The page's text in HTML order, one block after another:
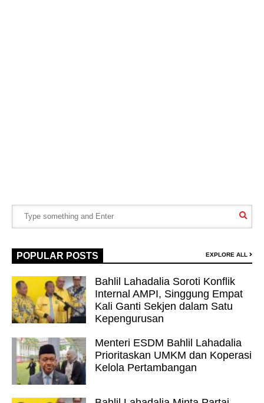
POPULAR POSTS EXPLORE ALL
Bahlil Lahadalia Soroti Konflik
Internal AMPI, Singgung Empat
Kali Ganti Sekjen dalam Satu
Kepengurusan
Menteri ESDM Bahlil Lahadalia
Prioritaskan UMKM dan Koperasi
Kelola Pertambangan